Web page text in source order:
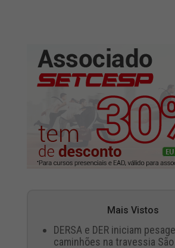
Mais Vistos
DERSA e DER iniciam
caminhões na travessia São